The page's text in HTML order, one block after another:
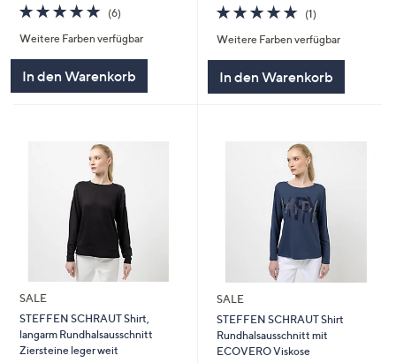
5.0
von
5
(6)6
Weitere Farben verfügbar
In den Warenkorb
5.0
von
5
(1)1
Weitere Farben verfügbar
In den Warenkorb
SALE
STEFFEN SCHRAUT Shirt,
langarm Rundhalsausschnitt
Ziersteine leger weit
SALE
STEFFEN SCHRAUT Shirt
Rundhalsausschnitt mit
ECOVERO Viskose